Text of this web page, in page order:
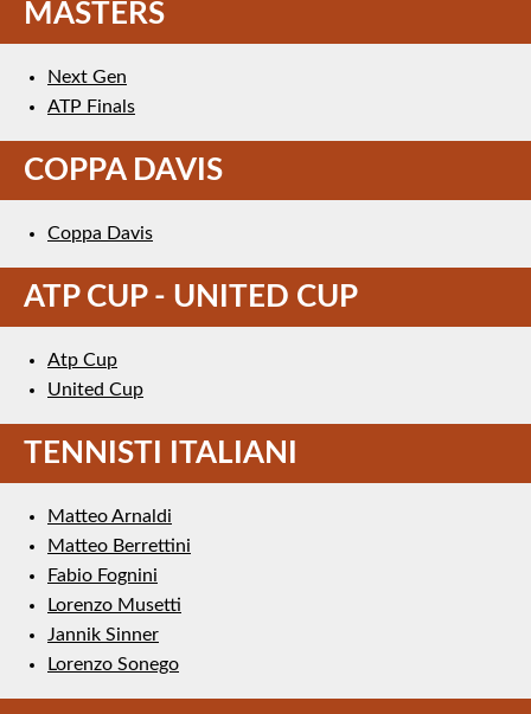
MASTERS
Next Gen
ATP Finals
COPPA DAVIS
Coppa Davis
ATP CUP - UNITED CUP
Atp Cup
United Cup
TENNISTI ITALIANI
Matteo Arnaldi
Matteo Berrettini
Fabio Fognini
Lorenzo Musetti
Jannik Sinner
Lorenzo Sonego